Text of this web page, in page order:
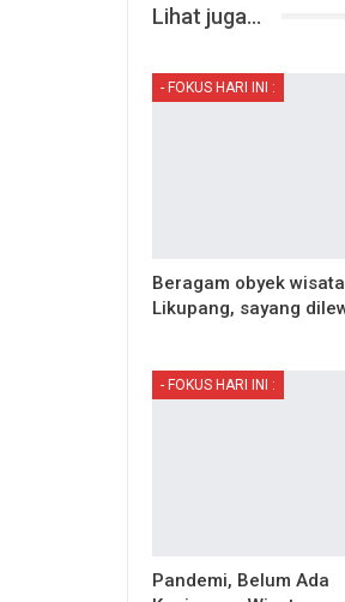
Lihat juga...
- FOKUS HARI INI :
Beragam obyek
Likupang, sayang
- FOKUS HARI INI :
Pandemi, Belum Ada